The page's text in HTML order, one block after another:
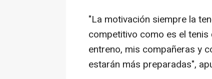
"La motivación siempre la
competitivo como es el
entreno, mis compañeras y
estarán más preparadas",